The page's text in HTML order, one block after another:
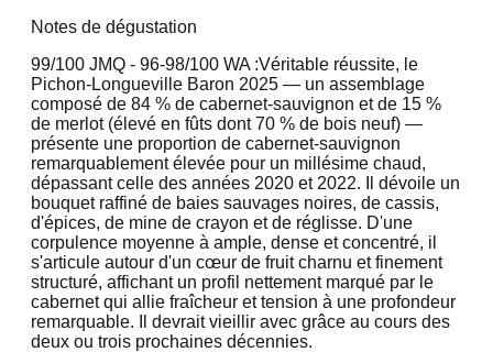
Notes de dégustation
99/100 JMQ - 96-98/100 WA :Véritable réussite, le
Pichon-Longueville Baron 2025 — un assemblage
composé de 84 % de cabernet-sauvignon et de 15 %
de merlot (élevé en fûts dont 70 % de bois neuf) —
présente une proportion de cabernet-sauvignon
remarquablement élevée pour un millésime chaud,
dépassant celle des années 2020 et 2022. Il dévoile un
bouquet raffiné de baies sauvages noires, de cassis,
d'épices, de mine de crayon et de réglisse. D'une
corpulence moyenne à ample, dense et concentré, il
s'articule autour d'un cœur de fruit charnu et finement
structuré, affichant un profil nettement marqué par le
cabernet qui allie fraîcheur et tension à une profondeur
remarquable. Il devrait vieillir avec grâce au cours des
deux ou trois prochaines décennies.